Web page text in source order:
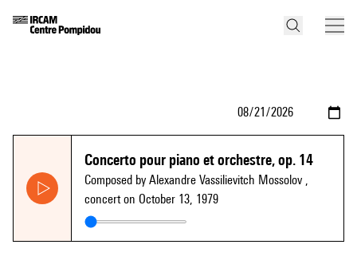
Concerto pour piano et orchestre, op. 14
Composed by Alexandre Vassilievitch Mossolov ,
concert on October 13, 1979